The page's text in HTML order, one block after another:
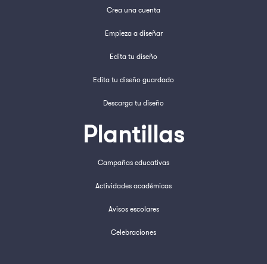
Crea una cuenta
Empieza a diseñar
Edita tu diseño
Edita tu diseño guardado
Descarga tu diseño
Plantillas
Campañas educativas
Actividades académicas
Avisos escolares
Celebraciones